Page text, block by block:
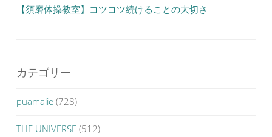
【須磨体操教室】コツコツ続けることの大切さ
カテゴリー
puamalie (728)
THE UNIVERSE (512)